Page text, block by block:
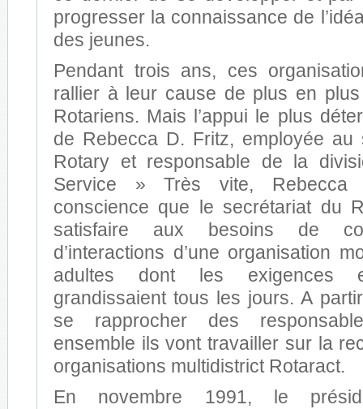
progresser la connaissance de
des jeunes.
Pendant trois ans, ces
rallier à leur cause de plus en
Rotariens. Mais l’appui le plus
de Rebecca D. Fritz, employée au
Rotary et responsable de la
Service » Très vite,
conscience que le secrétariat du
satisfaire aux besoins de
d’interactions d’une organisation
adultes dont les exigences
grandissaient tous les jours. A
se rapprocher des
ensemble ils vont travailler sur la
organisations multidistrict Rotaract.
En novembre 1991, le